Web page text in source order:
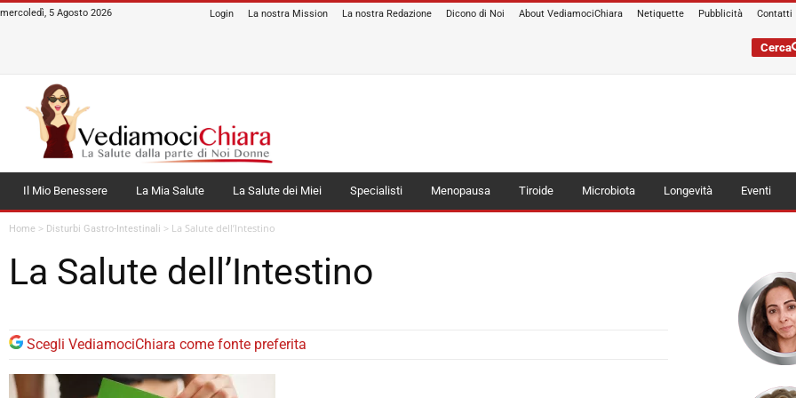
mercoledì, 5 Agosto 2026 Login La nostra Mission La nostra Redazione Dicono di Noi About VediamociChiara Netiquette Pubblicità Contatti
Cerca
Il Mio Benessere La Mia Salute La Salute dei Miei Specialisti Menopausa Tiroide Microbiota Longevità Eventi
Home > Disturbi Gastro-Intestinali > La Salute dell’Intestino
La Salute dell’Intestino
Scegli VediamociChiara come fonte preferita